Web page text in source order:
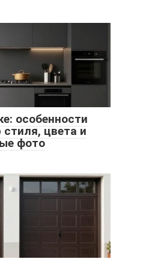
особенности
цвета и
фото